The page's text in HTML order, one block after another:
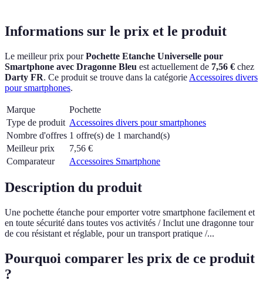
Informations sur le prix et le produit
Le meilleur prix pourPochette Etanche Universelle pour
Smartphone avec Dragonne Bleu est actuellement de 7,56 € chez
Darty FR. Ce produit se trouve dans la catégorie Accessoires divers
pour smartphones.
Marque
Pochette
Type de produit Accessoires divers pour smartphones
Nombre d'offres 1 offre(s) de 1 marchand(s)
Meilleur prix
7,56 €
Comparateur
Accessoires Smartphone
Description du produit
Une pochette étanche pour emporter votre smartphone facilement et
en toute sécurité dans toutes vos activités / Inclut une dragonne tour
de cou résistant et réglable, pour un transport pratique /...
Pourquoi comparer les prix de ce produit
?